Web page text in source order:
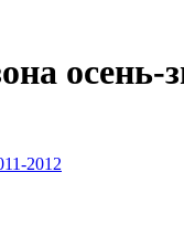
осень-
2012